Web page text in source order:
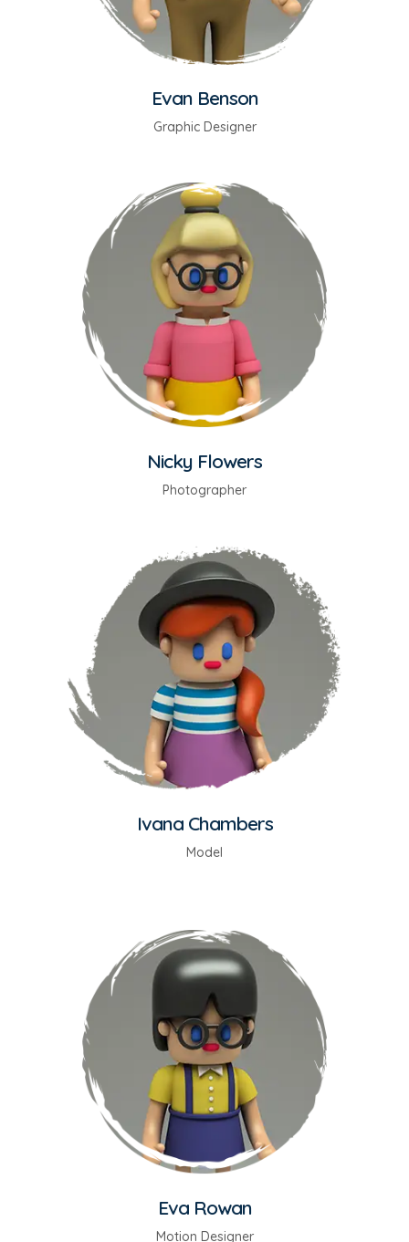
Evan Benson
Graphic Designer
Nicky Flowers
Photographer
Ivana Chambers
Model
Eva Rowan
Motion Designer